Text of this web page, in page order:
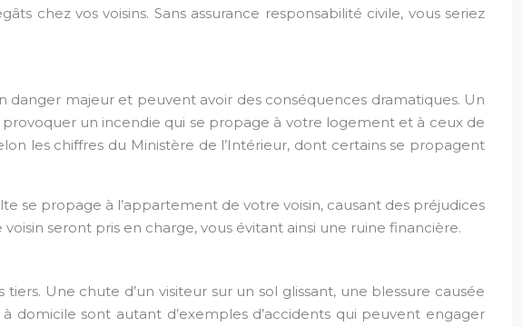
chez vos voisins. Sans assurance responsabilité civile, vous seriez
majeur et peuvent avoir des conséquences dramatiques. Un
un incendie qui se propage à votre logement et à ceux de
les chiffres du Ministère de l’Intérieur, dont certains se propagent
se propage à l’appartement de votre voisin, causant des préjudices
seront pris en charge, vous évitant ainsi une ruine financière.
Une chute d’un visiteur sur un sol glissant, une blessure causée
sont autant d’exemples d’accidents qui peuvent engager